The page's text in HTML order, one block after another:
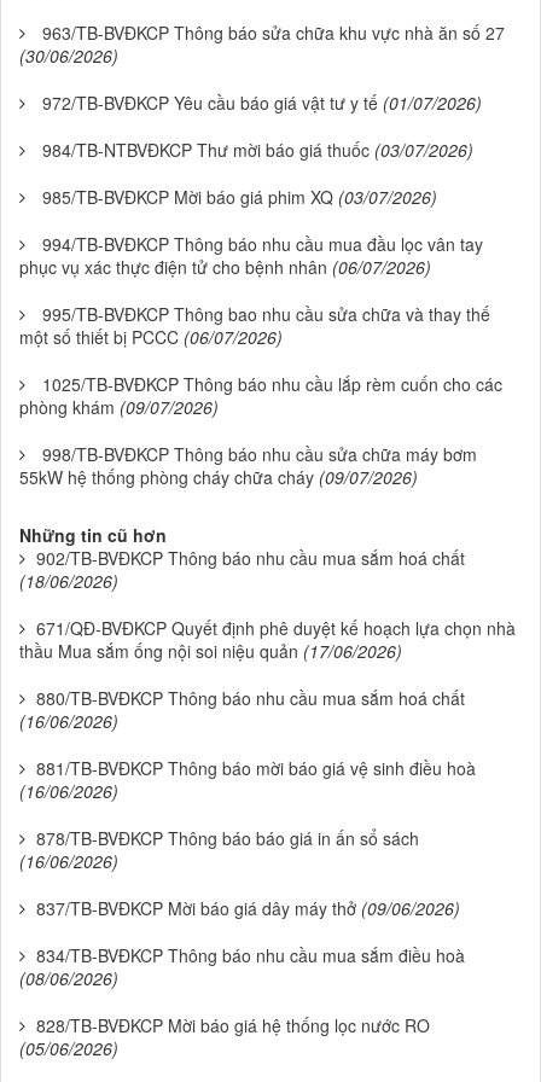
963/TB-BVĐKCP Thông báo sửa chữa khu vực nhà ăn số 27
(30/06/2026)
972/TB-BVĐKCP Yêu cầu báo giá vật tư y tế (01/07/2026)
984/TB-NTBVĐKCP Thư mời báo giá thuốc (03/07/2026)
985/TB-BVĐKCP Mời báo giá phim XQ (03/07/2026)
994/TB-BVĐKCP Thông báo nhu cầu mua đầu lọc vân tay
phục vụ xác thực điện tử cho bệnh nhân (06/07/2026)
995/TB-BVĐKCP Thông bao nhu cầu sửa chữa và thay thế
một số thiết bị PCCC (06/07/2026)
1025/TB-BVĐKCP Thông báo nhu cầu lắp rèm cuốn cho các
phòng khám (09/07/2026)
998/TB-BVĐKCP Thông báo nhu cầu sửa chữa máy bơm
55kW hệ thống phòng cháy chữa cháy (09/07/2026)
Những tin cũ hơn
902/TB-BVĐKCP Thông báo nhu cầu mua sắm hoá chất
(18/06/2026)
671/QĐ-BVĐKCP Quyết định phê duyệt kế hoạch lựa chọn nhà
thầu Mua sắm ống nội soi niệu quản (17/06/2026)
880/TB-BVĐKCP Thông báo nhu cầu mua sắm hoá chất
(16/06/2026)
881/TB-BVĐKCP Thông báo mời báo giá vệ sinh điều hoà
(16/06/2026)
878/TB-BVĐKCP Thông báo báo giá in ấn sổ sách
(16/06/2026)
837/TB-BVĐKCP Mời báo giá dây máy thở (09/06/2026)
834/TB-BVĐKCP Thông báo nhu cầu mua sắm điều hoà
(08/06/2026)
828/TB-BVĐKCP Mời báo giá hệ thống lọc nước RO
(05/06/2026)